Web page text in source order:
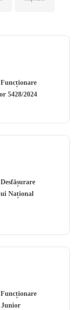
5428/2024
Național
Junior